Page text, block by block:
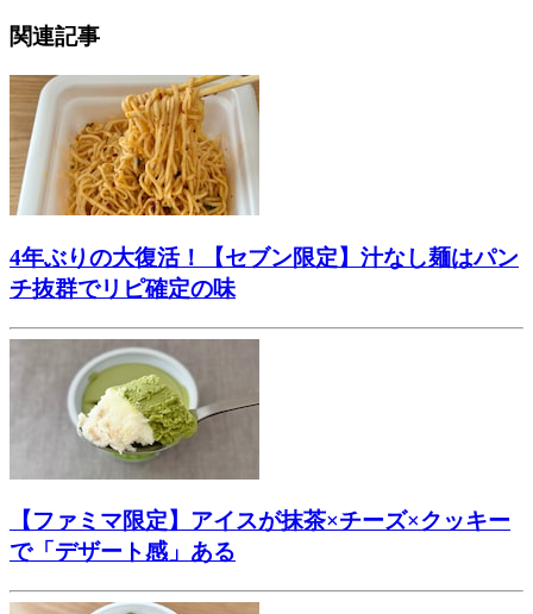
関連記事
4年ぶりの大復活！【セブン限定】汁なし麺はパン
チ抜群でリピ確定の味
【ファミマ限定】アイスが抹茶×チーズ×クッキー
で「デザート感」ある